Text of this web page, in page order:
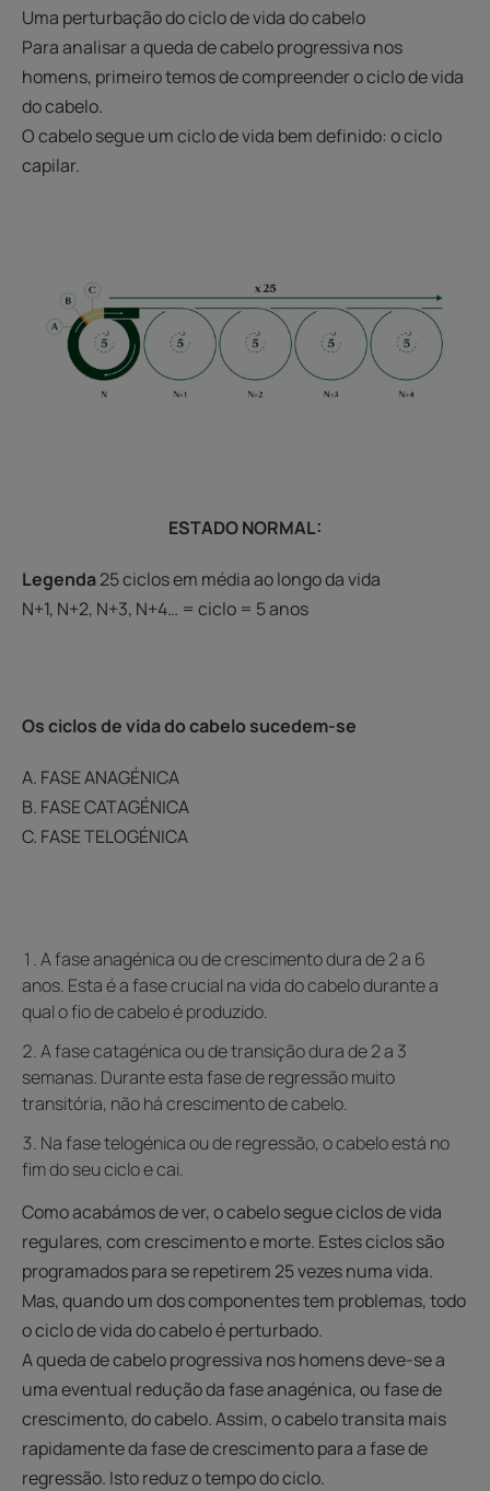
Uma perturbação do ciclo de vida do cabelo
Para analisar a queda de cabelo progressiva nos
homens, primeiro temos de compreender o ciclo de vida
do cabelo.
O cabelo segue um ciclo de vida bem definido: o ciclo
capilar.
ESTADO NORMAL:
Legenda25 ciclos em média ao longo da vida
N+1, N+2, N+3, N+4… = ciclo = 5 anos
Os ciclos de vida do cabelo sucedem-se
A. FASE ANAGÉNICA
B. FASE CATAGÉNICA
C. FASE TELOGÉNICA
A fase anagénica ou de crescimento dura de 2 a 6
anos. Esta é a fase crucial na vida do cabelo durante a
qual o fio de cabelo é produzido.
A fase catagénica ou de transição dura de 2 a 3
semanas. Durante esta fase de regressão muito
transitória, não há crescimento de cabelo.
Na fase telogénica ou de regressão, o cabelo está no
fim do seu ciclo e cai.
Como acabámos de ver, o cabelo segue ciclos de vida
regulares, com crescimento e morte. Estes ciclos são
programados para se repetirem 25 vezes numa vida.
Mas, quando um dos componentes tem problemas, todo
o ciclo de vida do cabelo é perturbado.
A queda de cabelo progressiva nos homens deve-se a
uma eventual redução da fase anagénica, ou fase de
crescimento, do cabelo. Assim, o cabelo transita mais
rapidamente da fase de crescimento para a fase de
regressão. Isto reduz o tempo do ciclo.